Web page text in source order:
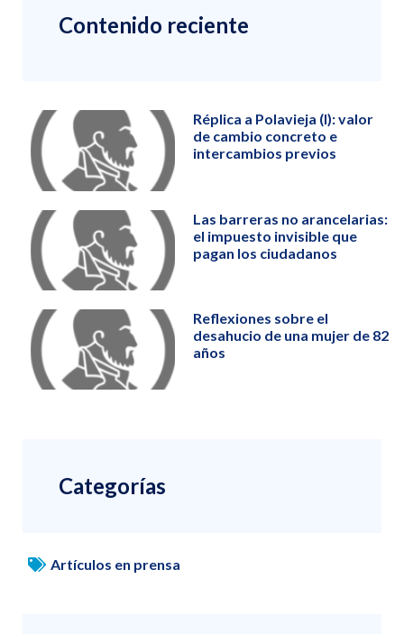
Contenido reciente
Réplica a Polavieja (I): valor
de cambio concreto e
intercambios previos
Las barreras no arancelarias:
el impuesto invisible que
pagan los ciudadanos
Reflexiones sobre el
desahucio de una mujer de 82
años
Categorías
Artículos en prensa